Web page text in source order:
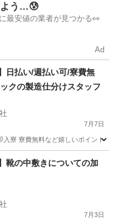
よう…😰
最安値の業者が見つかる👀
Ad
日払い/週払い可/寮費無
クの製造仕分けスタッフ
7月7日
入寮 寮費無料など嬉しいポイント
靴の中敷きについての加
7月3日